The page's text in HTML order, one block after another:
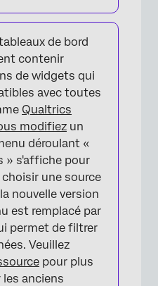
×
de bord
contenir
de widgets qui
avec toutes
Qualtrics
modifiez un
déroulant «
» s'affiche pour
une source
nouvelle version
est remplacé par
permet de filtrer
Veuillez
pour plus
anciens